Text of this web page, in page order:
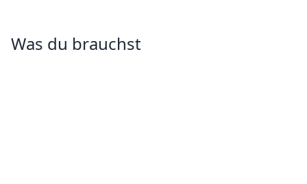
Was du brauchst